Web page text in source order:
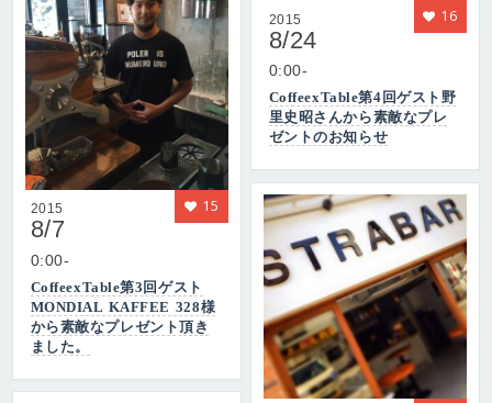
2015
8/7
0:00-
CoffeexTable第3回ゲスト
MONDIAL KAFFEE 328様
から素敵なプレゼント頂き
ました。
15
2015
8/24
0:00-
CoffeexTable第4回ゲスト野
里史昭さんから素敵なプレ
ゼントのお知らせ
16